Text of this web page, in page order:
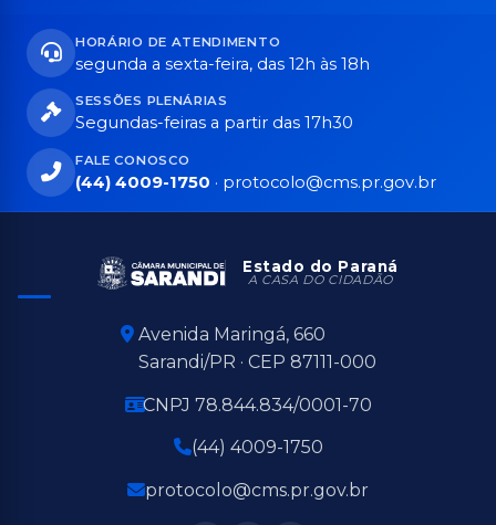
HORÁRIO DE ATENDIMENTO
segunda a sexta-feira, das 12h às 18h
SESSÕES PLENÁRIAS
Segundas-feiras a partir das 17h30
FALE CONOSCO
(44) 4009-1750 · protocolo@cms.pr.gov.br
Estado do Paraná
A CASA DO CIDADÃO
Avenida Maringá, 660
Sarandi/PR · CEP 87111-000
CNPJ 78.844.834/0001-70
(44) 4009-1750
protocolo@cms.pr.gov.br